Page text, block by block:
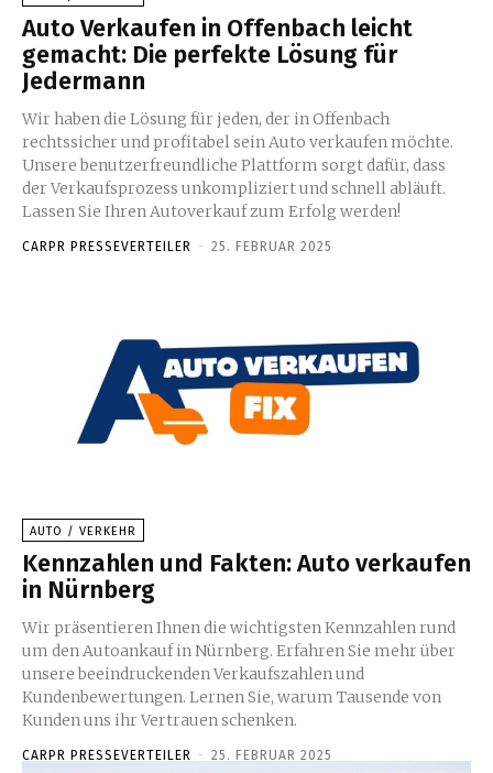
Auto Verkaufen in Offenbach leicht
gemacht: Die perfekte Lösung für
Jedermann
Wir haben die Lösung für jeden, der in Offenbach
rechtssicher und profitabel sein Auto verkaufen möchte.
Unsere benutzerfreundliche Plattform sorgt dafür, dass
der Verkaufsprozess unkompliziert und schnell abläuft.
Lassen Sie Ihren Autoverkauf zum Erfolg werden!
CARPR PRESSEVERTEILER - 25. FEBRUAR 2025
AUTO / VERKEHR
Kennzahlen und Fakten: Auto verkaufen
in Nürnberg
Wir präsentieren Ihnen die wichtigsten Kennzahlen rund
um den Autoankauf in Nürnberg. Erfahren Sie mehr über
unsere beeindruckenden Verkaufszahlen und
Kundenbewertungen. Lernen Sie, warum Tausende von
Kunden uns ihr Vertrauen schenken.
CARPR PRESSEVERTEILER - 25. FEBRUAR 2025